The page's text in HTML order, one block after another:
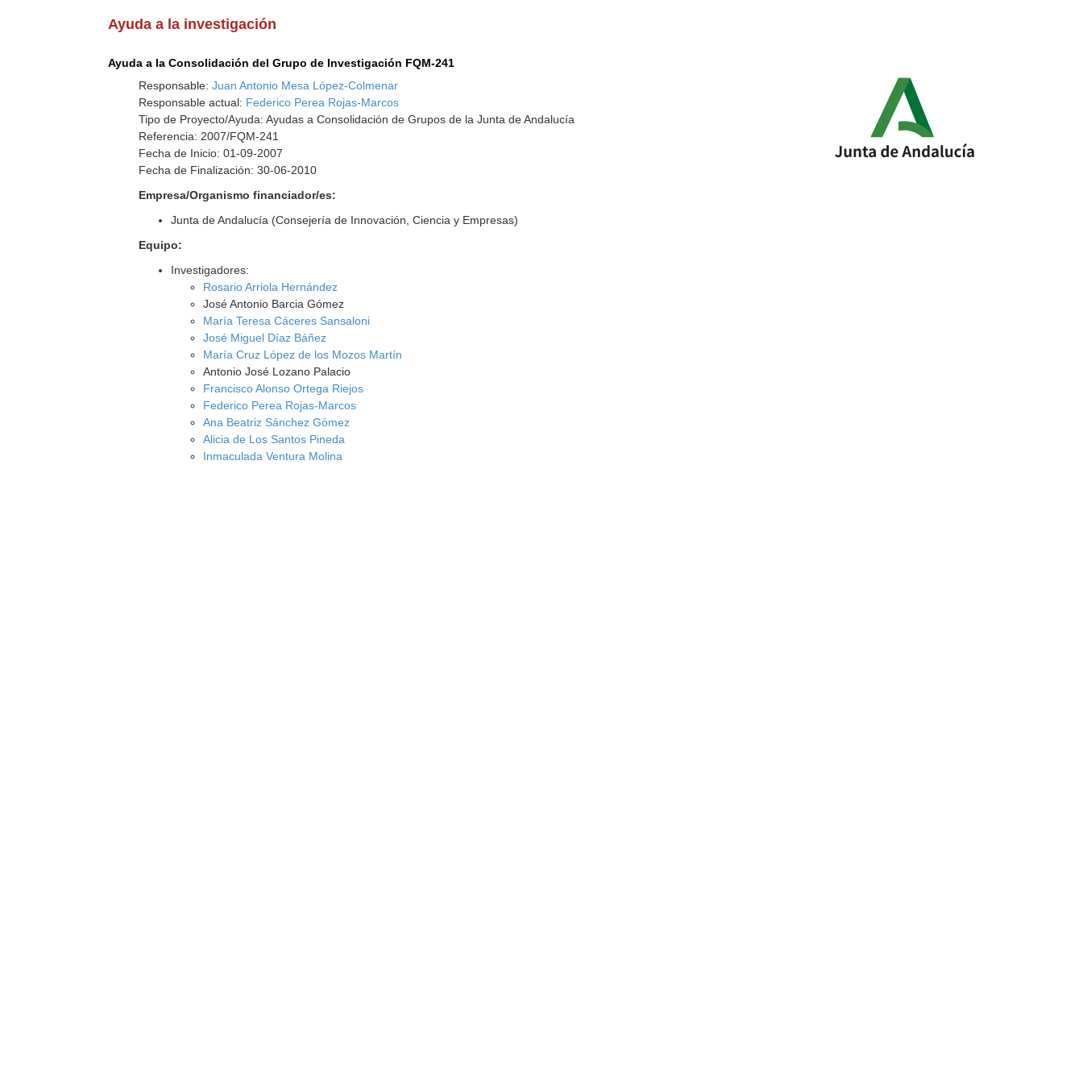
Ayuda a la investigación
Ayuda a la Consolidación del Grupo de Investigación FQM-241
Responsable:Juan Antonio Mesa López-Colmenar
Responsable actual: Federico Perea Rojas-Marcos
Tipo de Proyecto/Ayuda: Ayudas a Consolidación de Grupos de la Junta de Andalucía
Referencia: 2007/FQM-241
Fecha de Inicio: 01-09-2007
Fecha de Finalización: 30-06-2010
Empresa/Organismo financiador/es:
Junta de Andalucía (Consejería de Innovación, Ciencia y Empresas)
Equipo:
Investigadores:
Rosario Arriola Hernández
José Antonio Barcia Gómez
María Teresa Cáceres Sansaloni
José Miguel Díaz Báñez
María Cruz López de los Mozos Martín
Antonio José Lozano Palacio
Francisco Alonso Ortega Riejos
Federico Perea Rojas-Marcos
Ana Beatriz Sánchez Gómez
Alicia de Los Santos Pineda
Inmaculada Ventura Molina